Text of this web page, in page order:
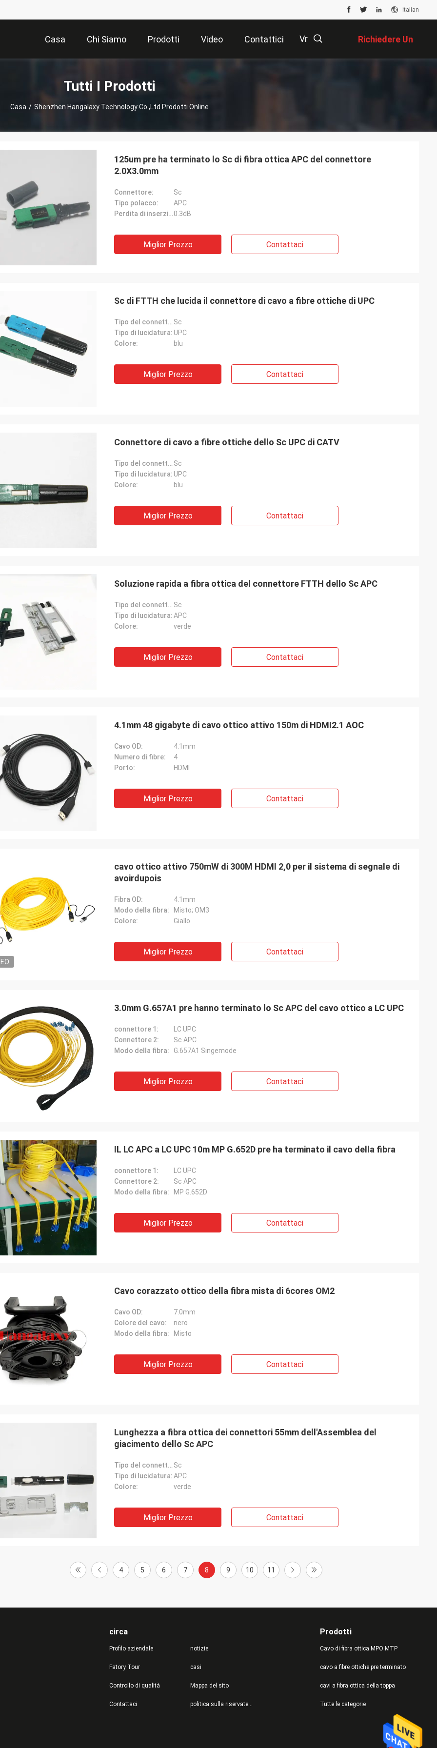
Italian
Casa Chi Siamo Prodotti Video Contattici Vr Richiedere Un
Preventivo
Tutti I Prodotti
Casa / Shenzhen Hangalaxy Technology Co.,Ltd Prodotti Online
Tracy Lucy
di trovare questi adattatori
le grande. Appena di che
avuto bisogno per misura le mie
Segno di John
Hangalaxy fornisce il cavo ottico attivo di
15m, 20m, 25m, 30m e le indagini per la
lunghezza su misura inoltre sono accolte
125um pre ha terminato lo Sc di fibra ottica APC del connettore
2.0X3.0mm
Connettore:
Sc
Tipo polacco:
APC
Perdita di inserzione:0.3dB
Miglior Prezzo Contattaci
Sc di FTTH che lucida il connettore di cavo a fibre ottiche di UPC
Tipo del connettore: Sc
Tipo di lucidatura: UPC
Colore:
blu
Miglior Prezzo Contattaci
Connettore di cavo a fibre ottiche dello Sc UPC di CATV
Tipo del connettore: Sc
Tipo di lucidatura: UPC
Colore:
blu
Miglior Prezzo Contattaci
Soluzione rapida a fibra ottica del connettore FTTH dello Sc APC
Tipo del connettore: Sc
Tipo di lucidatura:APC
Colore:
verde
Miglior Prezzo Contattaci
4.1mm 48 gigabyte di cavo ottico attivo 150m di HDMI2.1 AOC
Cavo OD:
4.1mm
Numero di fibre:
4
Porto:
HDMI
Miglior Prezzo Contattaci
cavo ottico attivo 750mW di 300M HDMI 2,0 per il sistema di segnale di
avoirdupois
Fibra OD:
4.1mm
Modo della fibra:
Misto; OM3
Colore:
Giallo
Miglior Prezzo Contattaci
3.0mm G.657A1 pre hanno terminato lo Sc APC del cavo ottico a LC UPC
connettore 1:
LC UPC
Connettore 2:
Sc APC
Modo della fibra:
G.657A1 Singemode
Miglior Prezzo Contattaci
IL LC APC a LC UPC 10m MP G.652D pre ha terminato il cavo della fibra
connettore 1:
LC UPC
Connettore 2:
Sc APC
Modo della fibra:
MP G.652D
Miglior Prezzo Contattaci
Cavo corazzato ottico della fibra mista di 6cores OM2
Cavo OD:
7.0mm
Colore del cavo:
nero
Modo della fibra:
Misto
Miglior Prezzo Contattaci
Lunghezza a fibra ottica dei connettori 55mm dell'Assemblea del
giacimento dello Sc APC
Tipo del connettore: Sc
Tipo di lucidatura:APC
Colore:
verde
Miglior Prezzo Contattaci
4 5 6 7 8 9 10 11
circa
Profilo aziendale
Fatory Tour
Controllo di qualità
Contattaci
notizie
casi
Mappa del sito
politica sulla riservatezza
Prodotti
Cavo di fibra ottica MPO MTP
cavo a fibre ottiche pre terminato
cavi a fibra ottica della toppa
Tutte le categorie